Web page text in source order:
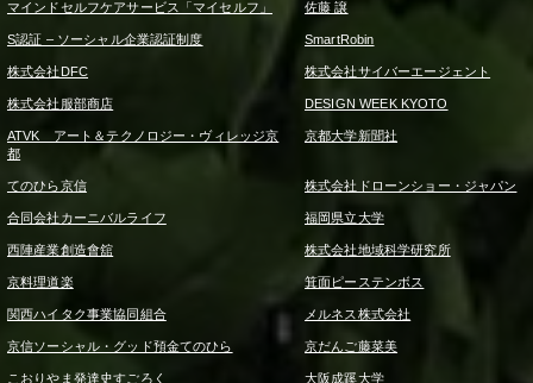
マインドセルフケアサービス「マイセルフ」 佐藤 譲
S認証 – ソーシャル企業認証制度 SmartRobin
株式会社DFC 株式会社サイバーエージェント
株式会社服部商店 DESIGN WEEK KYOTO
ATVK アート＆テクノロジー・ヴィレッジ京
都
京都大学新聞社
てのひら京信 株式会社ドローンショー・ジャパン
合同会社カーニバルライフ 福岡県立大学
西陣産業創造會舘 株式会社地域科学研究所
京料理道楽 箕面ピーステンボス
関西ハイタク事業協同組合 メルネス株式会社
京信ソーシャル・グッド預金てのひら 京だんご藤菜美
こおりやま発達史すごろく 大阪成蹊大学